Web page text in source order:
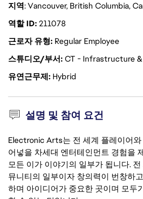
지역: Vancouver, British Columbia,
역할 ID211078
근로자 유형 Regular Employee
스튜디오/부서CT - Infrastructure
유연근무제 Hybrid
설명 및 참여 요건
Electronic Arts는 전 세계 플레이어
어넣을 차세대 엔터테인먼트 경험을
모든 이가 이야기의 일부가 됩니다.
뮤니티의 일부이자 창의력이 번창하
하며 아이디어가 중요한 곳이며 모두